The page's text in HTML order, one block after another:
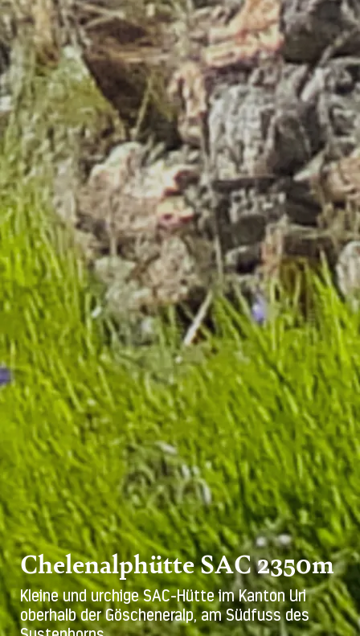
Chelenalphütte SAC 2350m
Kleine und urchige SAC-Hütte im Kanton Uri
oberhalb der Göscheneralp, am Südfuss des